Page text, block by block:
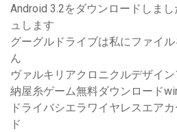
Android 3.2をダウンロードしま
ュします
グーグルドライブは私にファイ
ん
ヴァルキリアクロニクルデザイ
納屋糸ゲーム無料ダウンロード
ドライバシエラワイヤレスエア
ド